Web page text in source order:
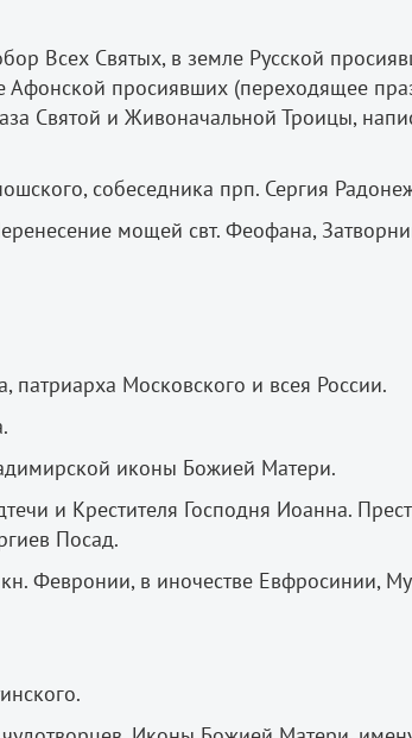
Всех Святых, в земле Русской
просиявших (переходящее
Святой и Живоначальной Троицы,
собеседника прп. Сергия
мощей свт. Феофана,
патриарха Московского и всея России.
иконы Божией Матери.
и Крестителя Господня Иоанна.
Посад.
Февронии, в иночестве Евфросинии,